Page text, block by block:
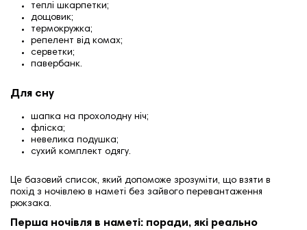
теплі шкарпетки;
дощовик;
термокружка;
репелент від комах;
серветки;
павербанк.
Для сну
шапка на прохолодну ніч;
фліска;
невелика подушка;
сухий комплект одягу.
Це базовий список, який допоможе зрозуміти, що взяти в
похід з ночівлею в наметі без зайвого перевантаження
рюкзака.
Перша ночівля в наметі: поради, які реально